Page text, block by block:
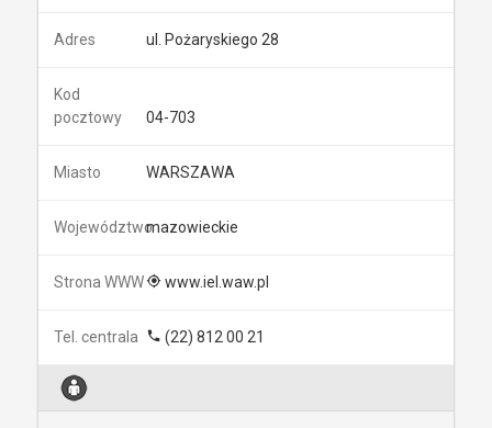
ul. Pożaryskiego 28
04-703
WARSZAWA
mazowieckie
www.iel.waw.pl
(22) 812 00 21